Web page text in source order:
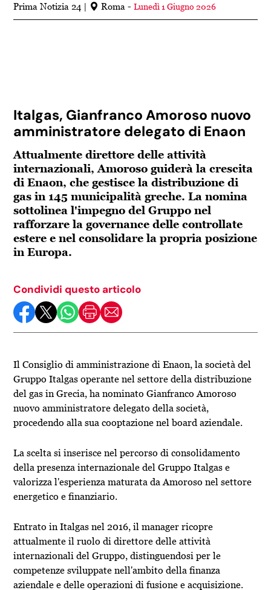
Prima Notizia 24 Roma -Lunedì 1 Giugno 2026
Italgas, Gianfranco Amoroso nuovo
amministratore delegato di Enaon
Attualmente direttore delle attività
internazionali, Amoroso guiderà la crescita
di Enaon, che gestisce la distribuzione di
gas in 145 municipalità greche. La nomina
sottolinea l'impegno del Gruppo nel
rafforzare la governance delle controllate
estere e nel consolidare la propria posizione
in Europa.
Condividi questo articolo
Il Consiglio di amministrazione di Enaon, la società del
Gruppo Italgas operante nel settore della distribuzione
del gas in Grecia, ha nominato Gianfranco Amoroso
nuovo amministratore delegato della società,
procedendo alla sua cooptazione nel board aziendale.
La scelta si inserisce nel percorso di consolidamento
della presenza internazionale del Gruppo Italgas e
valorizza l'esperienza maturata da Amoroso nel settore
energetico e finanziario.
Entrato in Italgas nel 2016, il manager ricopre
attualmente il ruolo di direttore delle attività
internazionali del Gruppo, distinguendosi per le
competenze sviluppate nell'ambito della finanza
aziendale e delle operazioni di fusione e acquisizione.